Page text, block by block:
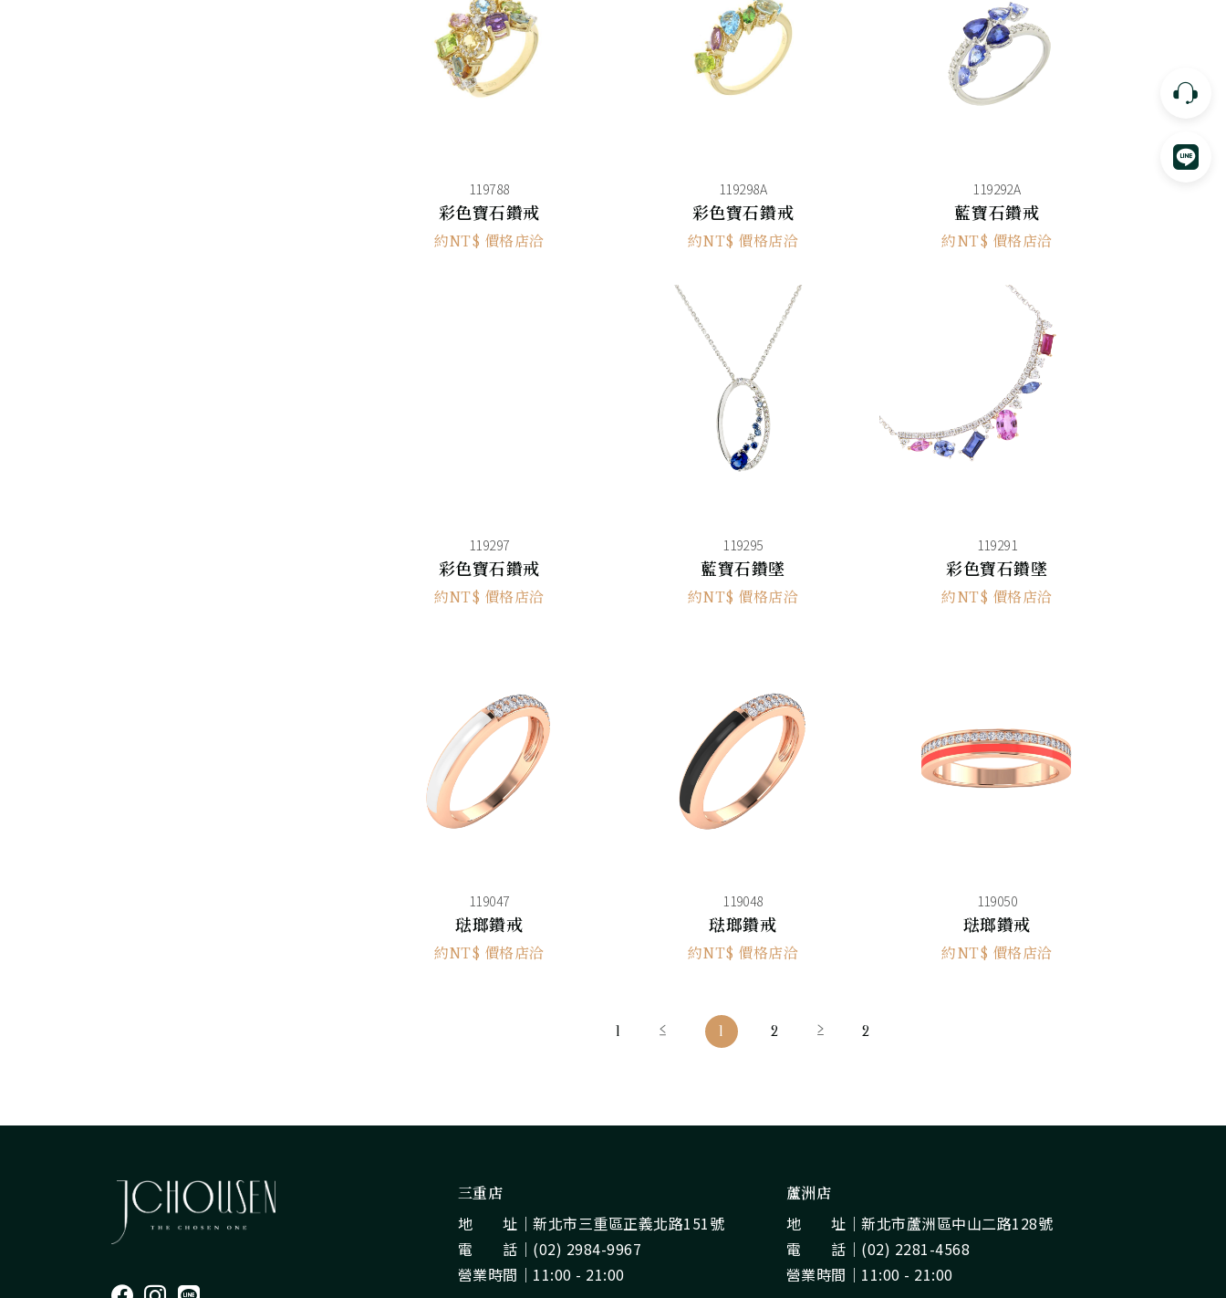
119788
彩色寶石鑽戒
約NT$ 價格店洽
119298A
彩色寶石鑽戒
約NT$ 價格店洽
119292A
藍寶石鑽戒
約NT$ 價格店洽
119297
彩色寶石鑽戒
約NT$ 價格店洽
119295
藍寶石鑽墜
約NT$ 價格店洽
119291
彩色寶石鑽墜
約NT$ 價格店洽
119047
琺瑯鑽戒
約NT$ 價格店洽
119048
琺瑯鑽戒
約NT$ 價格店洽
119050
琺瑯鑽戒
約NT$ 價格店洽
1 1 2 2
三重店
地 址｜新北市三重區正義北路151號
電 話｜ (02) 2984-9967
營業時間｜11:00 - 21:00
蘆洲店
地 址｜新北市蘆洲區中山二路128號
電 話｜ (02) 2281-4568
營業時間｜11:00 - 21:00